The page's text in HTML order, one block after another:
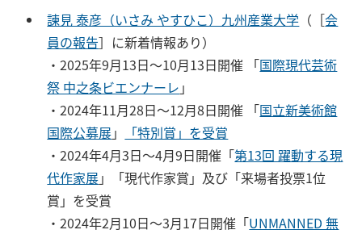
諫見 泰彦（いさみ やすひこ）九州産業大学 （［会
員の報告］に新着情報あり）
・2025年9月13日～10月13日開催 「国際現代芸術
祭 中之条ビエンナーレ 」
・2024年11月28日～12月8日開催 「国立新美術館
国際公募展」
「特別賞」を受賞
・2024年4月3日〜4月9日開催「第13回 躍動する現
代作家展」「現代作家賞」及び「来場者投票1位
賞」を受賞
・2024年2月10日〜3月17日開催「UNMANNED 無